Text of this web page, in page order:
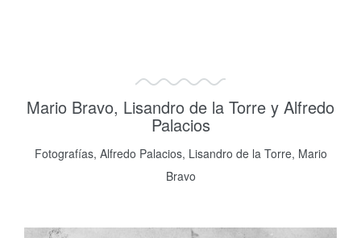
Mario Bravo, Lisandro de la Torre y Alfredo
Palacios
Fotografías, Alfredo Palacios, Lisandro de la Torre, Mario
Bravo